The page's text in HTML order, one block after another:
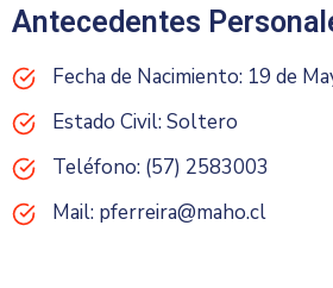
Antecedentes
Fecha de Nacimiento: 19 de
Estado Civil: Soltero
Teléfono: (57) 2583003
Mail: pferreira@maho.cl